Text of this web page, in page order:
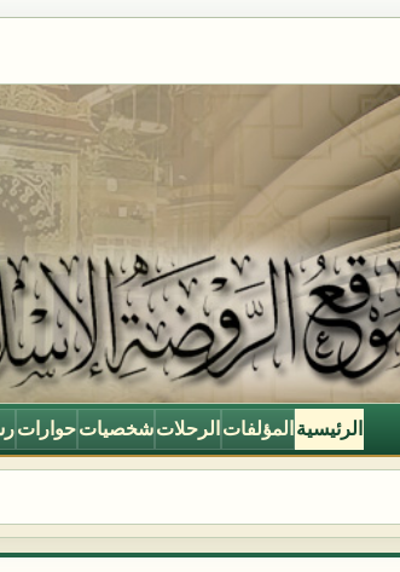
الرئيسية المؤلفات الرحلات شخصيات حوارات